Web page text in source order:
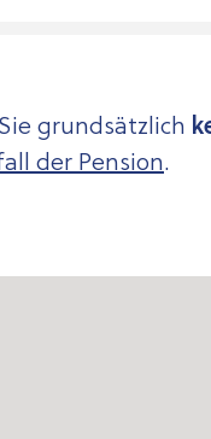
grundsätzlich
der Pension.